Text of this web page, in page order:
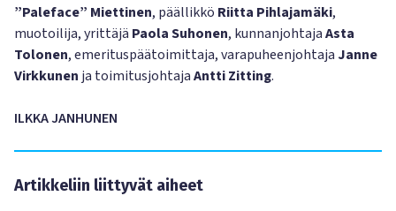
”Paleface” Miettinen, päällikkö Riitta Pihlajamäki,
muotoilija, yrittäjä Paola Suhonen, kunnanjohtajaAsta
Tolonen, emerituspäätoimittaja, varapuheenjohtaja Janne
Virkkunen ja toimitusjohtajaAntti Zitting.
ILKKA JANHUNEN
Artikkeliin liittyvät aiheet